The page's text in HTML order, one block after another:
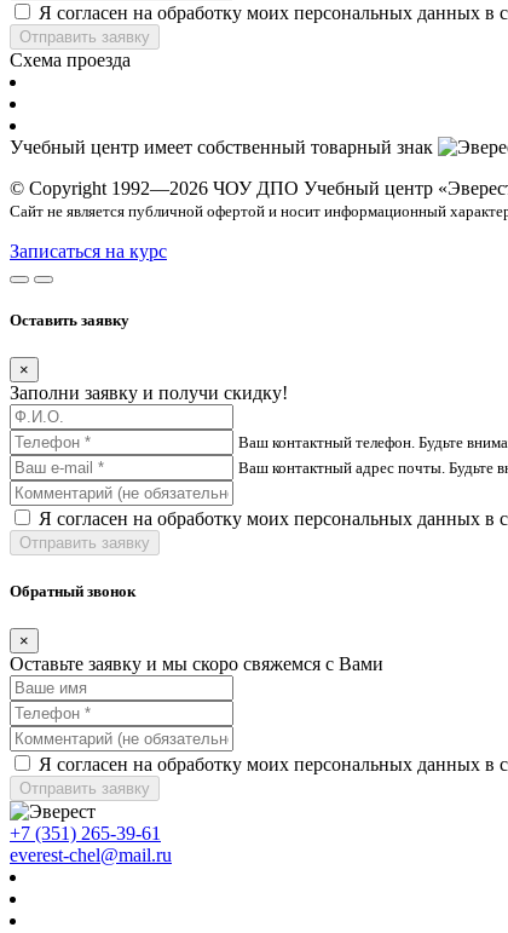
Я согласен на обработку моих персональных данных в
Отправить заявку
Схема проезда
Учебный центр имеет собственный товарный знак
© Copyright 1992—2026 ЧОУ ДПО Учебный центр
Сайт не является публичной офертой и носит информационный
Записаться на курс
Оставить заявку
×
Заполни заявку и получи скидку!
Ваш контактный телефон. Будьте
Ваш контактный адрес почты. Будьте
Я согласен на обработку моих персональных данных в
Отправить заявку
Обратный звонок
×
Оставьте заявку и мы скоро свяжемся с Вами
Я согласен на обработку моих персональных данных в
Отправить заявку
+7 (351) 265-39-61
everest-chel@mail.ru